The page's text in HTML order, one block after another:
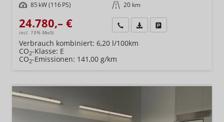
Leistung 85 kW (116 PS) Kilometerstand 20 km
24.780,– €
incl. 19% MwSt.
Wir rufen Sie anFahrzeugexposé (PDF)
Verbrauch kombiniert: 6,20 l/100km
CO2-Klasse: E
CO2-Emissionen: 141,00 g/km